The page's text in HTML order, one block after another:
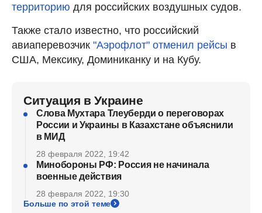
территорию для российских воздушных судов.
Также стало известно, что российский
авиаперевозчик "Аэрофлот" отменил рейсы в
США, Мексику, Доминиканку и на Кубу.
Ситуация в Украине
Слова Мухтара Тлеуберди о переговорах
России и Украины в Казахстане объяснили
в МИД
28 февраля 2022, 19:42
Минобороны РФ: Россия не начинала
военные действия
28 февраля 2022, 19:30
Больше по этой теме